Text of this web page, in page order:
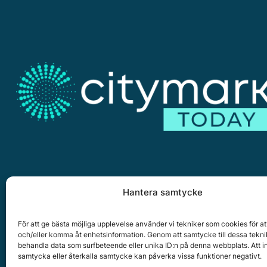
Hantera samtycke
För att ge bästa möjliga upplevelse använder vi tekniker som cookies för
och/eller komma åt enhetsinformation. Genom att samtycke till dessa
behandla data som surfbeteende eller unika ID:n på denna webbplats. Att
samtycka eller återkalla samtycke kan påverka vissa funktioner negativt.
www.citymark.se, Tel. växel 0651-15050,Policy för
Copyright © 2025 All rights reserved.